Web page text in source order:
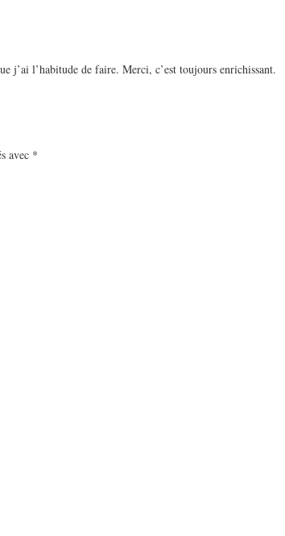
l’habitude de faire. Merci, c’est toujours enrichissant.
avec *